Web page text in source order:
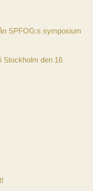
SPFOG:s symposium
Stockholm den 16